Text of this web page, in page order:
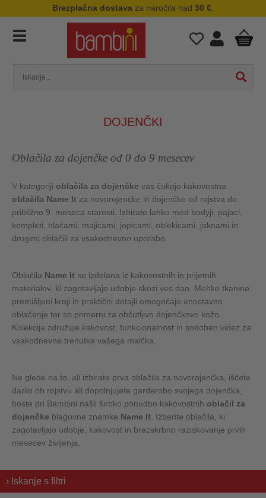
Brezplačna dostava za naročila nad 30 €
DOJENČKI
Oblačila za dojenčke od 0 do 9 mesecev
V kategoriji oblačila za dojenčke vas čakajo kakovostna
oblačila Name It za novorojenčke in dojenčke od rojstva do
približno 9. meseca starosti. Izbirate lahko med bodyji, pajaci,
kompleti, hlačami, majicami, jopicami, oblekicami, jaknami in
drugimi oblačili za vsakodnevno uporabo.
Oblačila Name It so izdelana iz kakovostnih in prijetnih
materialov, ki zagotavljajo udobje skozi ves dan. Mehke tkanine,
premišljeni kroji in praktični detajli omogočajo enostavno
oblačenje ter so primerni za občutljivo dojenčkovo kožo.
Kolekcija združuje kakovost, funkcionalnost in sodoben videz za
vsakodnevne trenutke vašega malčka.
Ne glede na to, ali izbirate prva oblačila za novorojenčka, iščete
darilo ob rojstvu ali dopolnjujete garderobo svojega dojenčka,
boste pri Bambini našli široko ponudbo kakovostnih oblačil za
dojenčke blagovne znamke Name It . Izberite oblačila, ki
zagotavljajo udobje, kakovost in brezskrbno raziskovanje prvih
mesecev življenja.
› Iskanje s filtri